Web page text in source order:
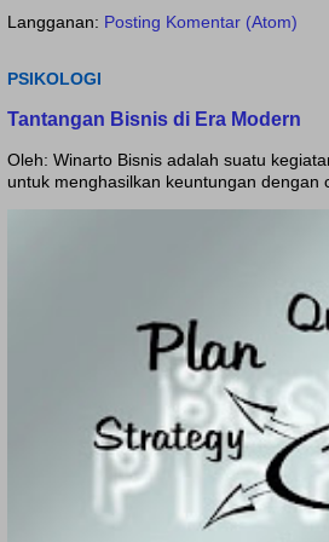
Langganan: Posting Komentar (Atom)
PSIKOLOGI
Tantangan Bisnis di Era Modern
Oleh: Winarto Bisnis adalah suatu
untuk menghasilkan keuntungan dengan